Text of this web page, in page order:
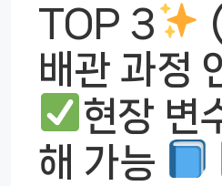
TOP 3
(
배관 과정
현장 변
해 가능